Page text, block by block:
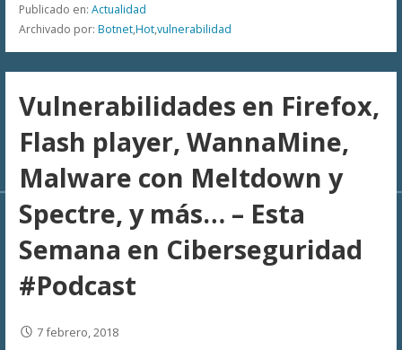
Publicado en: Actualidad
Archivado por: Botnet,Hot,vulnerabilidad
Vulnerabilidades en Firefox,
Flash player, WannaMine,
Malware con Meltdown y
Spectre, y más… – Esta
Semana en Ciberseguridad
#Podcast
7 febrero, 2018